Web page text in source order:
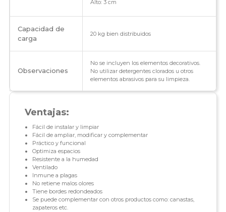
Alto: 3 cm
Capacidad de
carga
20 kg bien distribuidos
Observaciones
No se incluyen los elementos decorativos.
No utilizar detergentes clorados u otros
elementos abrasivos para su limpieza.
Ventajas:
Fácil de instalar y limpiar
Fácil de ampliar, modificar y complementar
Práctico y funcional
Optimiza espacios
Resistente a la humedad
Ventilado
Inmune a plagas
No retiene malos olores
Tiene bordes redondeados
Se puede complementar con otros productos como: canastas,
zapateros etc.